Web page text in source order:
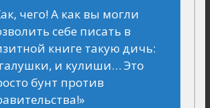
чего! А как вы могли
себе писать в
книге такую дичь:
и кулиши… Это
бунт против